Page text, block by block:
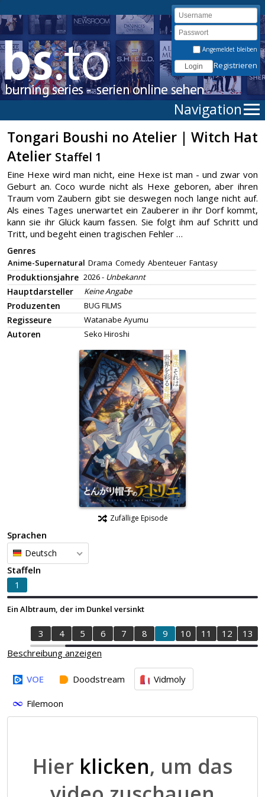
Angemeldet bleiben
Registrieren
Navigation
Tongari Boushi no Atelier | Witch Hat
Atelier Staffel 1
Eine Hexe wird man nicht, eine Hexe ist man - und zwar von
Geburt an. Coco wurde nicht als Hexe geboren, aber ihren
Traum vom Zaubern gibt sie deswegen noch lange nicht auf.
Als eines Tages unerwartet ein Zauberer in ihr Dorf kommt,
kann sie ihr Glück kaum fassen. Sie folgt ihm auf Schritt und
Tritt, und begeht einen tragischen Fehler …
Genres
Anime-Supernatural Drama Comedy Abenteuer Fantasy
Produktionsjahre 2026 - Unbekannt
Hauptdarsteller Keine Angabe
Produzenten BUG FILMS
Regisseure Watanabe Ayumu
Autoren Seko Hiroshi
Zufällige Episode
Sprachen
Deutsch
Staffeln
1
Ein Albtraum, der im Dunkel versinkt
3 4 5 6 7 8 9 10 11 12
13
Beschreibung anzeigen
VOE Doodstream Vidmoly
Filemoon
Hier klicken, um das